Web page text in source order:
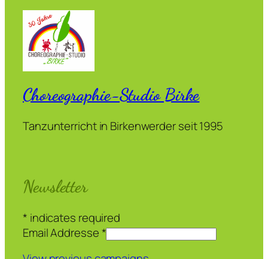
Choreographie-Studio Birke
Tanzunterricht in Birkenwerder seit 1995
Newsletter
* indicates required
Email Addresse*